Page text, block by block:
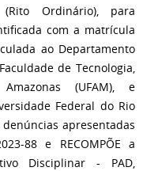
Ordinário), para
com a matrícula
ao Departamento
de Tecnologia,
(UFAM), e
Federal do Rio
apresentadas
88 e RECOMPÕE a
Disciplinar - PAD,